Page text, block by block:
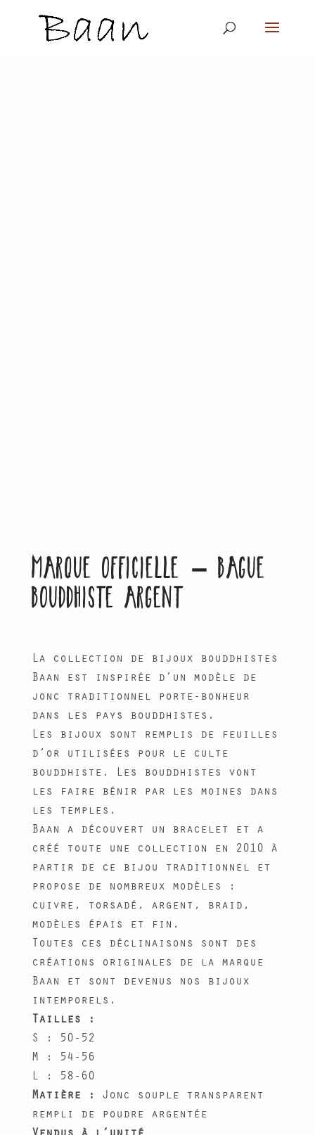
MARQUE OFFICIELLE – BAGUE
BOUDDHISTE ARGENT
La collection de bijoux bouddhistes
Baan est inspirée d’un modèle de
jonc traditionnel porte-bonheur
dans les pays bouddhistes.
Les bijoux sont remplis de feuilles
d’or utilisées pour le culte
bouddhiste. Les bouddhistes vont
les faire bénir par les moines dans
les temples.
Baan a découvert un bracelet et a
créé toute une collection en 2010 à
partir de ce bijou traditionnel et
propose de nombreux modèles :
cuivre, torsadé, argent, braid,
modèles épais et fin.
Toutes ces déclinaisons sont des
créations originales de la marque
Baan et sont devenus nos bijoux
intemporels.
Tailles :
S : 50-52
M : 54-56
L : 58-60
Matière : Jonc souple transparent
rempli de poudre argentée